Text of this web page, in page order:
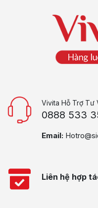
Vivita Hỗ Trợ Tư
0888 533
Email:
Liên hệ hợp